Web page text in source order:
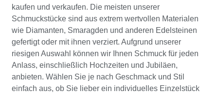
kaufen und verkaufen. Die meisten unserer
Schmuckstücke sind aus extrem wertvollen Materialen
wie Diamanten, Smaragden und anderen Edelsteinen
gefertigt oder mit ihnen verziert. Aufgrund unserer
riesigen Auswahl können wir Ihnen Schmuck für jeden
Anlass, einschließlich Hochzeiten und Jubiläen,
anbieten. Wählen Sie je nach Geschmack und Stil
einfach aus, ob Sie lieber ein individuelles Einzelstück